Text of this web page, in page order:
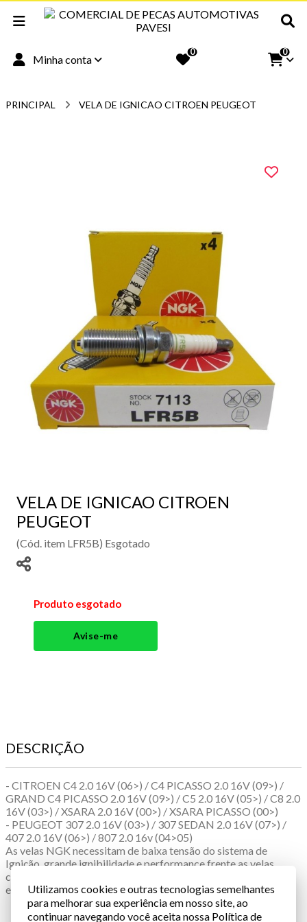
Minha conta
0 0
PRINCIPAL VELA DE IGNICAO CITROEN PEUGEOT
VELA DE IGNICAO CITROEN
PEUGEOT
(Cód. item LFR5B) Esgotado
Produto esgotado
Avise-me
DESCRIÇÃO
- CITROEN C4 2.0 16V (06>) / C4 PICASSO 2.0 16V (09>) /
GRAND C4 PICASSO 2.0 16V (09>) / C5 2.0 16V (05>) / C8 2.0
16V (03>) / XSARA 2.0 16V (00>) / XSARA PICASSO (00>)
- PEUGEOT 307 2.0 16V (03>) / 307 SEDAN 2.0 16V (07>) /
407 2.0 16V (06>) / 807 2.0 16v (04>05)
As velas NGK necessitam de baixa tensão do sistema de
Ignição, grande ignibilidade e performance frente as velas
convencionais, maior economia de combustível e menor
emissão de poluentes, desempenho superior
Utilizamos cookies e outras tecnologias semelhantes
para melhorar sua experiência em nosso site, ao
continuar navegando você aceita nossa Política de